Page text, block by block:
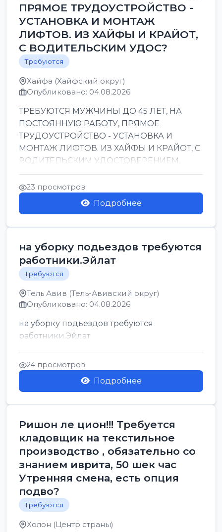
ПРЯМОЕ ТРУДОУСТРОЙСТВО -
УСТАНОВКА И МОНТАЖ
ЛИФТОВ. ИЗ ХАЙФЫ И КРАЙОТ,
С ВОДИТЕЛЬСКИМ УДОС?
Требуются
Хайфа (Хайфский округ)
Опубликовано: 04.08.2026
ТРЕБУЮТСЯ МУЖЧИНЫ ДО 45 ЛЕТ, НА
ПОСТОЯННУЮ РАБОТУ, ПРЯМОЕ
ТРУДОУСТРОЙСТВО - УСТАНОВКА И
МОНТАЖ ЛИФТОВ. ИЗ ХАЙФЫ И КРАЙОТ, С
ВОДИТЕЛЬСКИМ УДОСТОВЕРЕНИЕМ,
ПРИВЕТСТВУЮТСЯ НАВЫКИ СВАРЩИКА.
ОБУЧЕНИЕ В ПРОЦ...
23 просмотров
Подробнее
на уборку подьездов требуются
работники.Эйлат
Требуются
Тель Авив (Тель-Авивский округ)
Опубликовано: 04.08.2026
на уборку подьездов требуются
работники.Эйлат
24 просмотров
Подробнее
Ришон ле цион!!! Требуется
кладовщик на текстильное
производство , обязательно со
знанием иврита, 50 шек час
Утренняя смена, есть опция
подво?
Требуются
Холон (Центр страны)